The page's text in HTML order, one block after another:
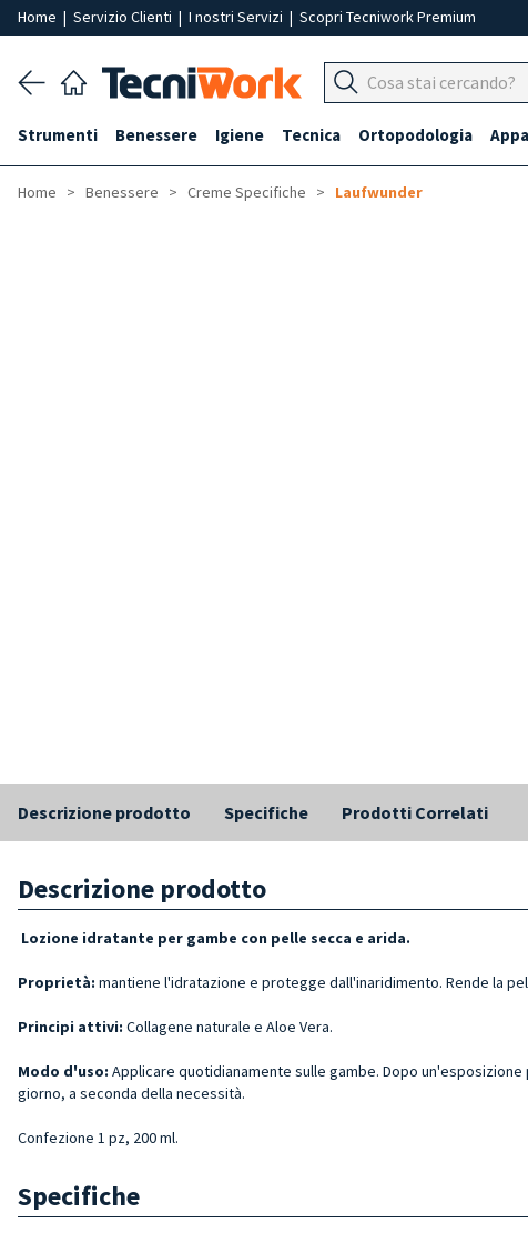
Home | Servizio Clienti | I nostri Servizi | Scopri Tecniwork Premium
Strumenti Benessere Igiene Tecnica Ortopodologia
Home Benessere Creme Specifiche Laufwunder
Descrizione prodotto Specifiche Prodotti Correlati
Descrizione prodotto
Lozione idratante per gambe con pelle secca e arida.
Proprietà: mantiene l'idratazione e protegge dall'inaridimento. Rende la
Principi attivi: Collagene naturale e Aloe Vera.
Modo d'uso: Applicare quotidianamente sulle gambe. Dopo
giorno, a seconda della necessità.
Confezione 1 pz, 200 ml.
Specifiche